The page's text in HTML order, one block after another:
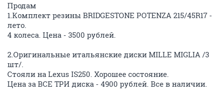
Продам
1.Комплект резины BRIDGESTONE POTENZA 215/45R17 -
лето.
4 колеса. Цена - 3500 рублей.
2.Оригинальные итальянские диски MILLE MIGLIA /3
шт/.
Стояли на Lexus IS250. Хорошее состояние.
Цена за ВСЕ ТРИ диска - 4900 рублей. Все в наличии.